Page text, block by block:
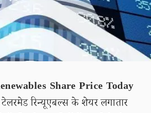
Share Price Today
रिन्यूएबल्स के शेयर लगातार